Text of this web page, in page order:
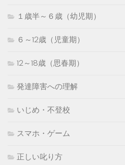
１歳半～６歳（幼児期）
６～12歳（児童期）
12～18歳（思春期）
発達障害への理解
いじめ・不登校
スマホ・ゲーム
正しい叱り方